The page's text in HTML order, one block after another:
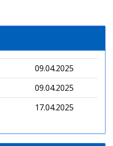
09.04.2025
09.04.2025
17.04.2025